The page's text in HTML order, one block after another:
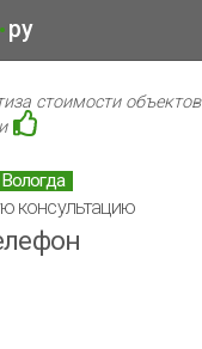
• ру
стоимости объектов
Вологда
консультацию